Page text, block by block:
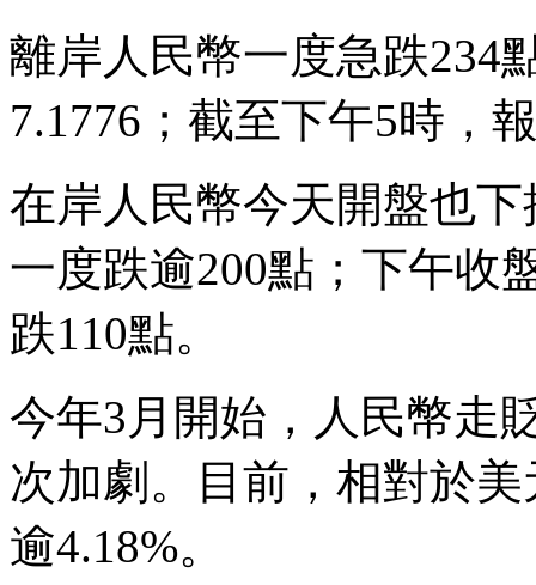
離岸人民幣一度急跌234
7.1776；截至下午5時，
在岸人民幣今天開盤也
一度跌逾200點；下午收
跌110點。
今年3月開始，人民幣走
次加劇。目前，相對於
逾4.18%。